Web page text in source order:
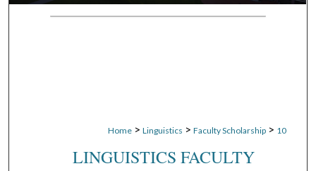
Digital Commons Network™
Home > Linguistics > Faculty Scholarship > 10
LINGUISTICS FACULTY